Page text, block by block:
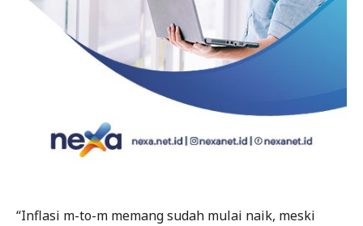
“Inflasi m-to-m memang sudah mulai naik, meski